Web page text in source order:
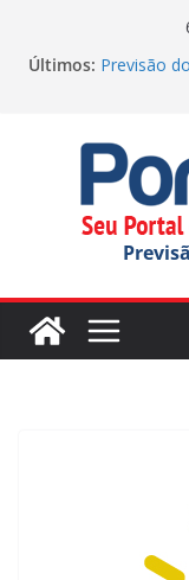
Últimos: Previsão
Jornada
Ana
Pensão
Previsão
(06/08/2026)
Previsão
(06/08/